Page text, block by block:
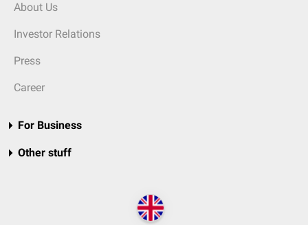
About Us
Investor Relations
Press
Career
For Business
Other stuff